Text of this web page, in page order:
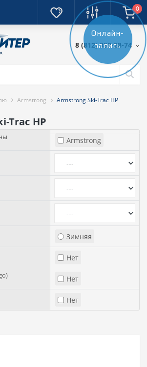
0
8 (812) 389-28-74
Armstrong Armstrong Ski-Trac HP
Trac HP
Armstrong
Зимняя
Нет
Нет
Нет
Онлайн-
запись